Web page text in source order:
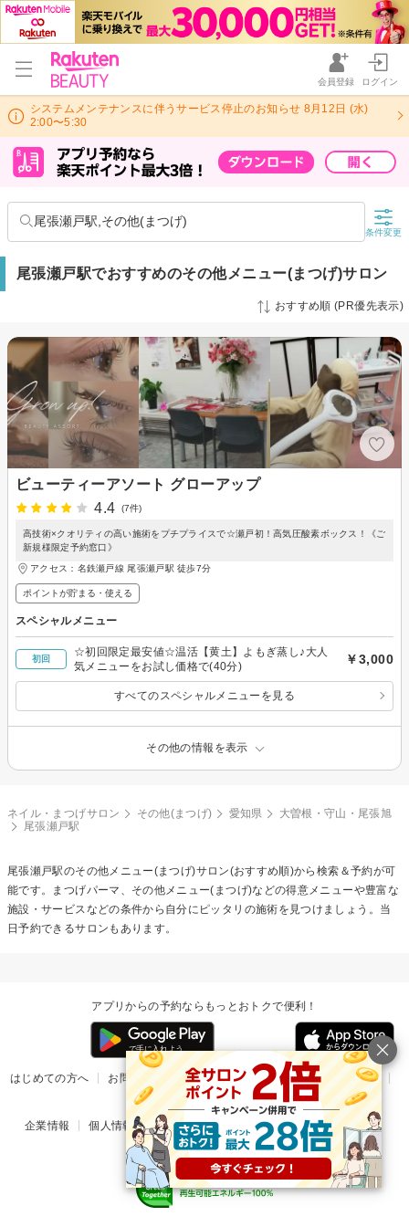
会員登録 ログイン
システムメンテナンスに伴うサービス停止のお知らせ 8月12日 (水)
2:00〜5:30
尾張瀬戸駅,その他(まつげ)
条件変更
尾張瀬戸駅でおすすめのその他メニュー(まつげ)サロン
おすすめ順 (PR優先表示)
ビューティーアソート グローアップ
4.4
(7件)
高技術×クオリティの高い施術をプチプライスで☆瀬戸初！高気圧酸素ボックス！《ご
新規様限定予約窓口》
アクセス：名鉄瀬戸線 尾張瀬戸駅 徒歩7分
ポイントが貯まる・使える
スペシャルメニュー
初回
☆初回限定最安値☆温活【黄土】よもぎ蒸し♪大人
気メニューをお試し価格で(40分)
￥3,000
すべてのスペシャルメニューを見る
その他の情報を表示
ネイル・まつげサロン その他(まつげ) 愛知県
大曽根・守山・尾張旭
尾張瀬戸駅
尾張瀬戸駅のその他メニュー(まつげ)サロン(おすすめ順)から検索＆予約が可
能です。まつげパーマ、その他メニュー(まつげ)などの得意メニューや豊富な
施設・サービスなどの条件から自分にピッタリの施術を見つけましょう。当
日予約できるサロンもあります。
アプリからの予約ならもっとおトクで便利！
はじめての方へ お問い合わせ ヘルプ リリース情報
利用規約
掲載ご希望のサロン様
企業情報 個人情報保護方針 楽天のサービス一覧 アプリ一覧
© Rakuten Group, Inc.